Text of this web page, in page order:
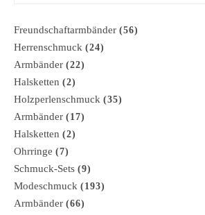
Freundschaftarmbänder (56)
Herrenschmuck (24)
Armbänder (22)
Halsketten (2)
Holzperlenschmuck (35)
Armbänder (17)
Halsketten (2)
Ohrringe (7)
Schmuck-Sets (9)
Modeschmuck (193)
Armbänder (66)